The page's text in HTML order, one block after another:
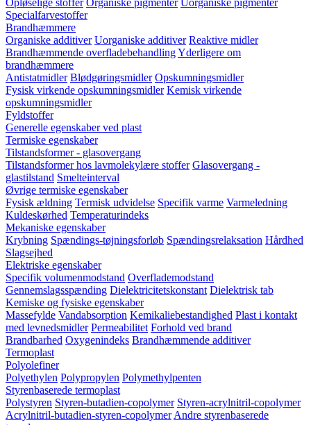
Opløselige stoffer Organiske pigmenter Uorganiske pigmenter
Specialfarvestoffer
Brandhæmmere
Organiske additiver Uorganiske additiver Reaktive midler
Brandhæmmende overfladebehandlingYderligere om
brandhæmmere
Antistatmidler Blødgøringsmidler Opskumningsmidler
Fysisk virkende opskumningsmidler Kemisk virkende
opskumningsmidler
Fyldstoffer
Generelle egenskaber ved plast
Termiske egenskaber
Tilstandsformer - glasovergang
Tilstandsformer hos lavmolekylære stoffer Glasovergang -
glastilstand Smelteinterval
Øvrige termiske egenskaber
Fysisk ældning Termisk udvidelse Specifik varme Varmeledning
Kuldeskørhed Temperaturindeks
Mekaniske egenskaber
Krybning Spændings-tøjningsforløb Spændingsrelaksation Hårdhed
Slagsejhed
Elektriske egenskaber
Specifik volumenmodstand Overflademodstand
Gennemslagsspænding Dielektricitetskonstant Dielektrisk tab
Kemiske og fysiske egenskaber
Massefylde Vandabsorption Kemikaliebestandighed Plast i kontakt
med levnedsmidler Permeabilitet Forhold ved brand
Brandbarhed Oxygenindeks Brandhæmmende additiver
Termoplast
Polyolefiner
Polyethylen Polypropylen Polymethylpenten
Styrenbaserede termoplast
Polystyren Styren-butadien-copolymer Styren-acrylnitril-copolymer
Acrylnitril-butadien-styren-copolymer Andre styrenbaserede